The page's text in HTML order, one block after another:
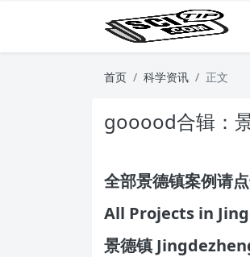
首页 科学资讯 正文
gooood合辑：
全部景德镇案例请
All Projects in
景德镇